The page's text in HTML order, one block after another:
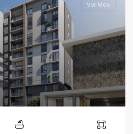
Ver Más